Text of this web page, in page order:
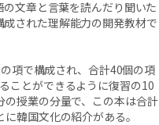
文章と言葉を読んだり聞いた
された理解能力の開発教材で
項で構成され、合計40個の項
ことができるように復習の10
授業の分量で、この本は合計
韓国文化の紹介がある。